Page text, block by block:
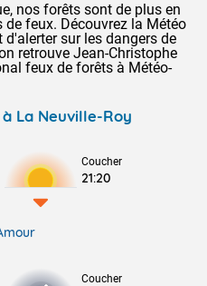
nos forêts sont de plus en
feux. Découvrez la Météo
sur les dangers de
retrouve Jean-Christophe
feux de forêts à Météo-
La Neuville-Roy
Coucher
21:20
Coucher